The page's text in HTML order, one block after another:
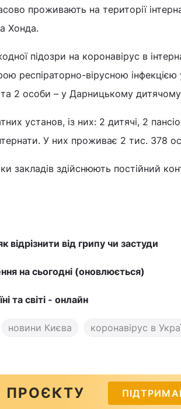
проживають на території
Хонда.
підозри на коронавірус в
респіраторно-вірусною інфекцією
та 2 особи – у Дарницькому дитячому
установ, із них: 2 дитячі, 2
У них проживає 2 тис. 378
здійснюють постійний
відрізнити від грипу чи застуди
на сьогодні (оновлюється)
та світі - онлайн
новини Києва
коронавірус в